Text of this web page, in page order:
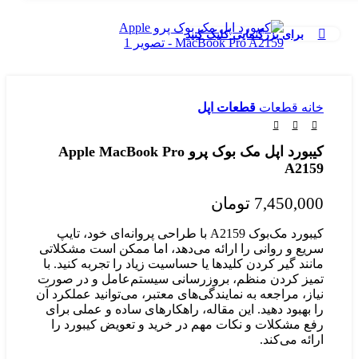
برای بزرگنمایی کلیک کنید
خانه قطعات قطعات اپل
کیبورد اپل مک بوک پرو Apple MacBook Pro
A2159
7,450,000 تومان
کیبورد مک‌بوک A2159 با طراحی پروانه‌ای خود، تایپ
سریع و روانی را ارائه می‌دهد، اما ممکن است مشکلاتی
مانند گیر کردن کلیدها یا حساسیت زیاد را تجربه کنید. با
تمیز کردن منظم، بروزرسانی سیستم‌عامل و در صورت
نیاز، مراجعه به نمایندگی‌های معتبر، می‌توانید عملکرد آن
را بهبود دهید. این مقاله، راهکارهای ساده و عملی برای
رفع مشکلات و نکات مهم در خرید و تعویض کیبورد را
ارائه می‌کند.